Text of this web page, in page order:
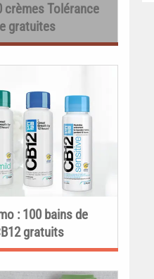
crèmes Tolérance
gratuites
: 100 bains de
gratuits